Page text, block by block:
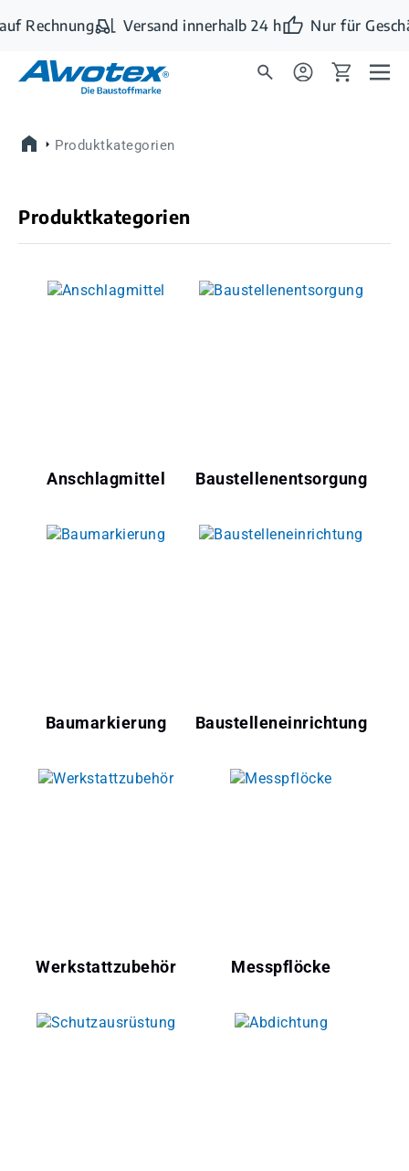
Zum Hauptinhalt springen
Rechnung Versand innerhalb 24 h Nur für
Produktkategorien
Produktkategorien
Anschlagmittel Baustellenentsorgung
Baumarkierung Baustelleneinrichtung
Werkstattzubehör Messpflöcke